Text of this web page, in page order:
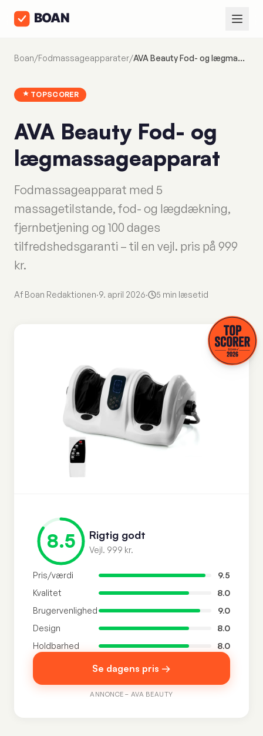
Boan/Fodmassageapparater/ AVA Beauty Fod- og lægmassageapparat
TOPSCORER
AVA Beauty Fod- og
lægmassageapparat
Fodmassageapparat med 5
massagetilstande, fod- og lægdækning,
fjernbetjening og 100 dages
tilfredshedsgaranti – til en vejl. pris på 999
kr.
Af Boan Redaktionen·9. april 2026· 5 min læsetid
8.5 Rigtig godt
Vejl. 999 kr.
Pris/værdi
9.5
Kvalitet
8.0
Brugervenlighed
9.0
Design
8.0
Holdbarhed
8.0
Se dagens pris →
ANNONCE – AVA BEAUTY